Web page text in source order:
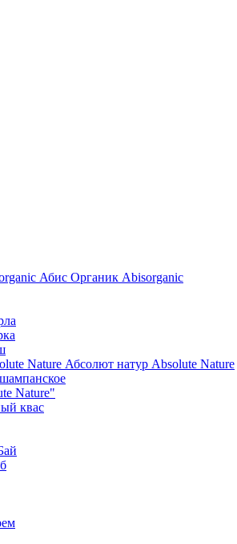
Абис Органик Abisorganic
Абсолют натур Absolute Nature
Nature"
квас